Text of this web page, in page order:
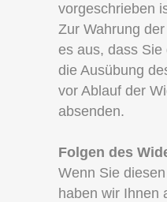
vorgeschrieben
Zur Wahrung
es aus, dass
die Ausübung
vor Ablauf der
absenden.
Folgen des
Wenn Sie
haben wir Ihnen